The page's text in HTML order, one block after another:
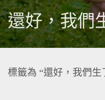
還好，我們
標籤為 “還好，我們